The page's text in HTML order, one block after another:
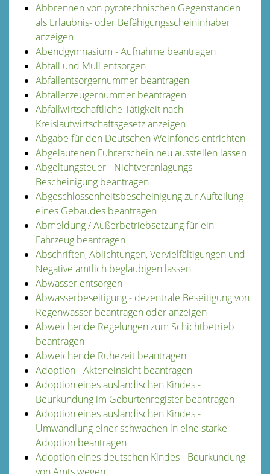
Abbrennen von pyrotechnischen Gegenständen
als Erlaubnis- oder Befähigungsscheininhaber
anzeigen
Abendgymnasium - Aufnahme beantragen
Abfall und Müll entsorgen
Abfallentsorgernummer beantragen
Abfallerzeugernummer beantragen
Abfallwirtschaftliche Tätigkeit nach
Kreislaufwirtschaftsgesetz anzeigen
Abgabe für den Deutschen Weinfonds entrichten
Abgelaufenen Führerschein neu ausstellen lassen
Abgeltungsteuer - Nichtveranlagungs-
Bescheinigung beantragen
Abgeschlossenheitsbescheinigung zur Aufteilung
eines Gebäudes beantragen
Abmeldung / Außerbetriebsetzung für ein
Fahrzeug beantragen
Abschriften, Ablichtungen, Vervielfältigungen und
Negative amtlich beglaubigen lassen
Abwasser entsorgen
Abwasserbeseitigung - dezentrale Beseitigung von
Regenwasser beantragen oder anzeigen
Abweichende Regelungen zum Schichtbetrieb
beantragen
Abweichende Ruhezeit beantragen
Adoption - Akteneinsicht beantragen
Adoption eines ausländischen Kindes -
Beurkundung im Geburtenregister beantragen
Adoption eines ausländischen Kindes -
Umwandlung einer schwachen in eine starke
Adoption beantragen
Adoption eines deutschen Kindes - Beurkundung